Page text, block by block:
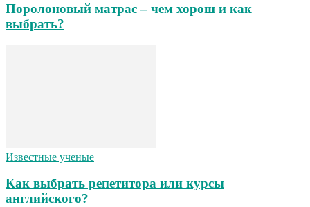
Поролоновый матрас – чем хорош и как
выбрать?
Известные ученые
Как выбрать репетитора или курсы
английского?